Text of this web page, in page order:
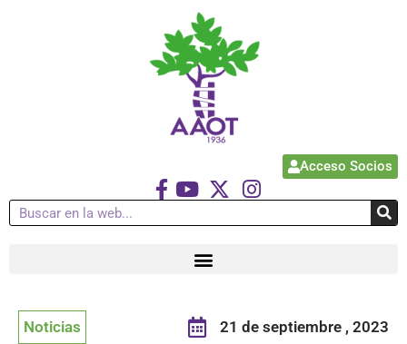
Acceso Socios
Noticias 21 de septiembre , 2023